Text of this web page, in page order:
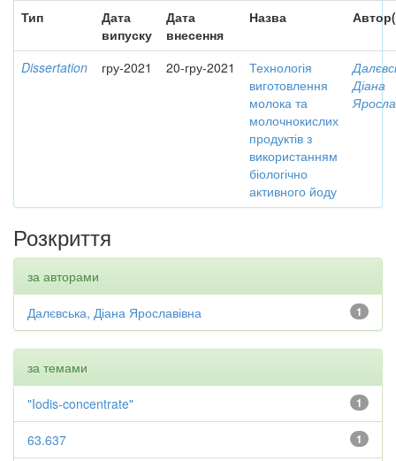
Тип
Дата
випуску
Дата
внесення
Назва
Dissertation гру-2021 20-гру-2021
Технологія
виготовлення
молока та
молочнокислих
продуктів з
використанням
біологічно
активного йоду
Діана
Розкриття
за авторами
1
Далєвська, Діана Ярославівна
за темами
1
"Iodis-concentrate"
1
63.637